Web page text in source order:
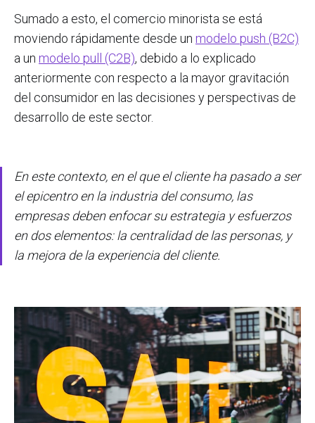
Sumado a esto, el comercio minorista se está
moviendo rápidamente desde un modelo push (B2C)
a un modelo pull (C2B), debido a lo explicado
anteriormente con respecto a la mayor gravitación
del consumidor en las decisiones y perspectivas de
desarrollo de este sector.
En este contexto, en el que el cliente ha pasado a ser
el epicentro en la industria del consumo, las
empresas deben enfocar su estrategia y esfuerzos
en dos elementos: la centralidad de las personas, y
la mejora de la experiencia del cliente.